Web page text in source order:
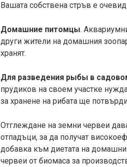
Вашата собствена стръв е
Домашние питомцы.
други жители на домашния
хранят.
Для разведения рыбы в
прудиков на своем участке
за хранене на рибата ще
Отглеждане на земни червеи
отпадъци, за да получат
добавка към диетата на
червеи от биомаса за